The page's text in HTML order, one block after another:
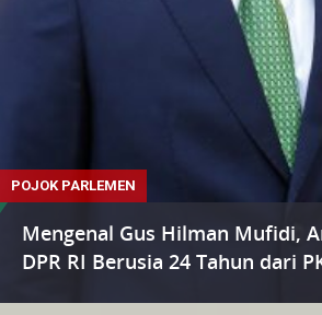
POJOK PARLEMEN
Mengenal Gus Hilman Mufidi,
DPR RI Berusia 24 Tahun dari